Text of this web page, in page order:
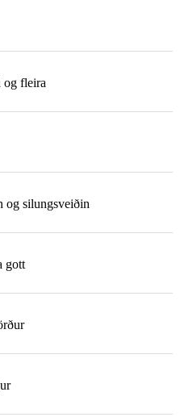
og fleira
og silungsveiðin
gott